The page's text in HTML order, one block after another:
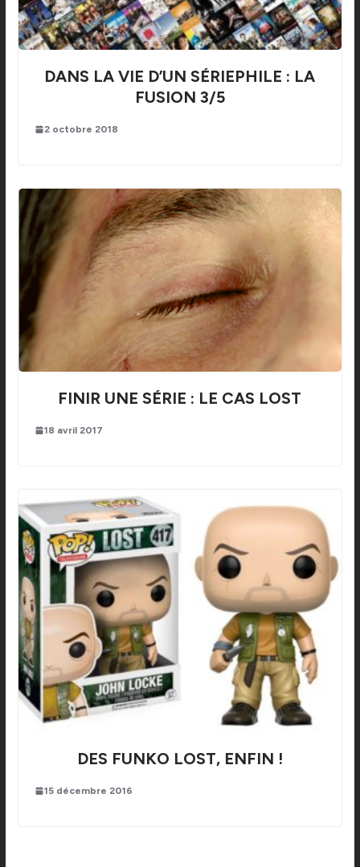
DANS LA VIE D’UN SÉRIEPHILE : LA
FUSION 3/5
2 octobre 2018
FINIR UNE SÉRIE : LE CAS LOST
18 avril 2017
DES FUNKO LOST, ENFIN !
15 décembre 2016